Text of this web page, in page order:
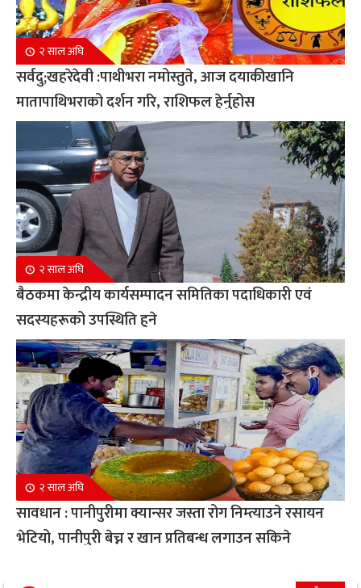
२ साल अघि
सर्वदु;खहरेदेवी :पाथीभरा नमोस्तुते, आज दयाकीखानि
मातापाथिभराको दर्शन गरि, राशिफल हेर्नुहोस
२ साल अघि
बैठकमा केन्द्रीय कार्यसम्पादन समितिका पदाधिकारी एवं
सदस्यहरूको उपस्थिति हुने
२ साल अघि
सावधान : पानीपुरीमा क्यान्सर जस्ता रोग निम्त्याउने रसायन
भेटियो, पानीपुरी बेच्न र खान प्रतिबन्ध लगाउन सकिने